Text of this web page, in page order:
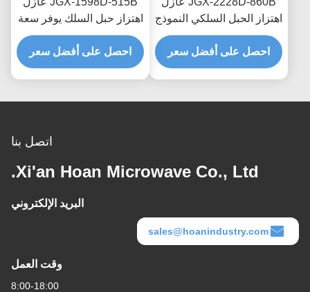
اهتزاز الحبل السلكي النموذج
السريع التجميع السريع
صمام الصدمة القابل
للتخصيص
احصل على أفضل سعر
اهتزاز حبل السلك يوفر سعة
تحميل قابلة للتطوير وعزل
الضوضاء المنقولة بالهيكل
احصل على أفضل سعر
اتصل بنا
Xi'an Hoan Microwave Co., Ltd.
البريد الإلكتروني
sales@hoanindustry.com
وقت العمل
8:00-18:00